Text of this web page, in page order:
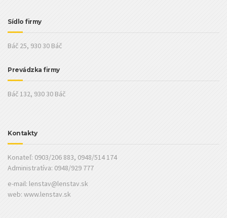
Sídlo firmy
Báč 25, 930 30 Báč
Prevádzka firmy
Báč 132, 930 30 Báč
Kontakty
Konateľ: 0903/206 883, 0948/514 174
Administratíva: 0948/929 777
e-mail: lenstav@lenstav.sk
web: www.lenstav.sk